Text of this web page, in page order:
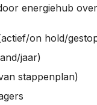
energiehub
on hold/
jaar)
stappenplan)